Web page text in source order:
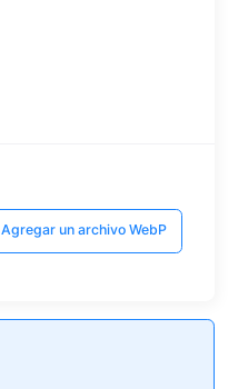
Agregar un archivo WebP